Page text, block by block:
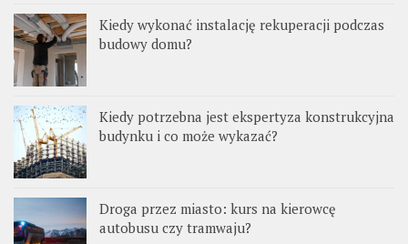
Kiedy wykonać instalację rekuperacji podczas
budowy domu?
Kiedy potrzebna jest ekspertyza konstrukcyjna
budynku i co może wykazać?
Droga przez miasto: kurs na kierowcę
autobusu czy tramwaju?